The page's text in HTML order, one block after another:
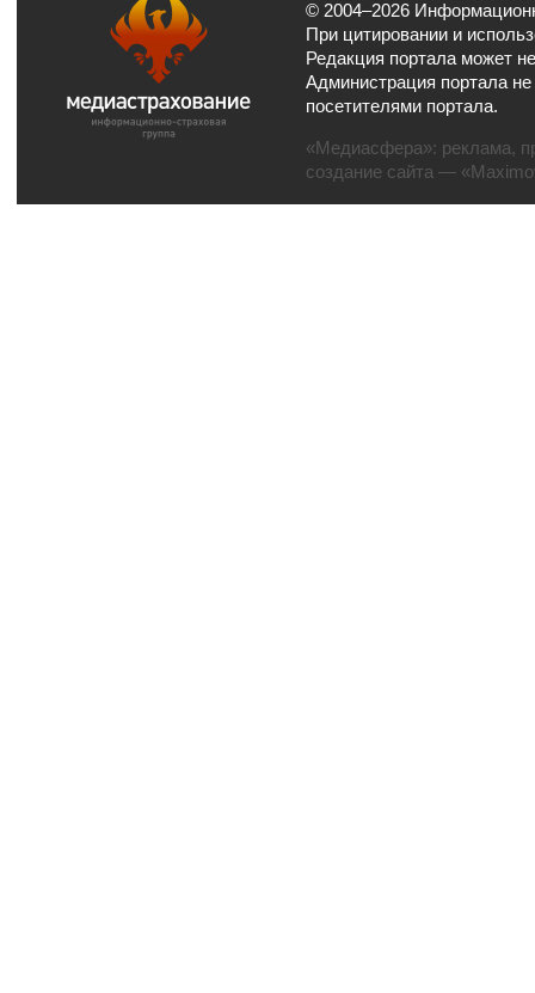
© 2004–2026
При цитировании и
Редакция портала может
Администрация портала
посетителями портала.
«Медиасфера»: реклама,
создание сайта —